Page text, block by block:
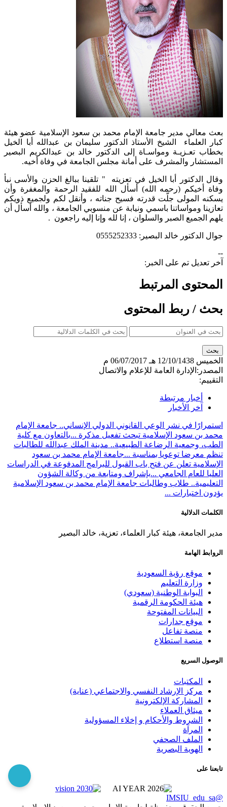
​بعث معالي مدير جامعة الإمام محمد بن سعود الإسلامية عضو هيئة
كبار العلماء الشيخ الأستاذ الدكتور سليمان بن عبدالله أبا الخيل
بخطاب تعـزيـة ومواسـاة إلى الدكتور خالد بن عبدالكريم البصير
المستشار والمشرف على أمانة مجلس الجامعة في وفاة أخيه.
وقال الدكتور أبا الخيل في تعزيته " تلقينا ببالغ الحزن والأسى نبأ
وفاة أخيكم (رحمه الله) أسأل الله للفقيد الرحمة والمغفرة وأن
يسكنه المولى جلّت قدرته فسيح جناته ، وأنقل لكم ولجميع ذويكم
تعازينا ومواساتنا باسمي ونيابة عن منسوبي الجامعة ، والله أسأل أن
يلهم الجميع الصبر والسلوان ، إنا لله وإنا إليه راجعون .
جوال الدكتور خالد البصير: 0555252333
--
آخر تعديل تم على الخبر:
المحتوى المرتبط
بحث / ربط المحتوى
الخميس 12/10/1438 هـ
06/07/2017 م
المصدر: الإدارة العامة للإعلام والاتصال
التقييم:
أخبار مرتبطة
آخر الأخبار
استمرارًا في نشر الوعي القانوني الدولي الإنساني.. جامعة الإمام
محمد بن سعود الإسلامية تبحث تفعيل مذكرة ...بالتعاون مع كلية
الطب، وجمعية الرضاعة الطبيعية.. مدينة الملك عبدالله للطالبات
تنظم معرضا توعويا بمناسبة ...جامعة الإمام محمد بن سعود
الإسلامية تعلن عن فتح باب القبول للبرامج المدفوعة في الدراسات
العليا للعام الجامعي ...بإشراف ومتابعة من وكالة الشؤون
التعليمية.. طلاب وطالبات جامعة الإمام محمد بن سعود الإسلامية
يؤدون اختبارات ...
الكلمات الدلالية
مدير الجامعة، هيئة كبار العلماء، تعزية، خالد البصير
الروابط الهامة
موقع رؤية السعودية
وزارة التعليم
البوابة الوطنية (سعودي)
هيئة الحكومة الرقمية
البيانات المفتوحة
موقع جدارات
منصة تفاعل
منصة استطلاع
الوصول السريع
المكتبات
مركز الإرشاد النفسي والاجتماعي (عناية)
المشاركة الإلكترونية
ميثاق العملاء
الشروط والأحكام و إخلاء المسؤولية
المرآة
الملف الصحفي
الهوية البصرية
تابعنا على
@IMSIU_edu_sa